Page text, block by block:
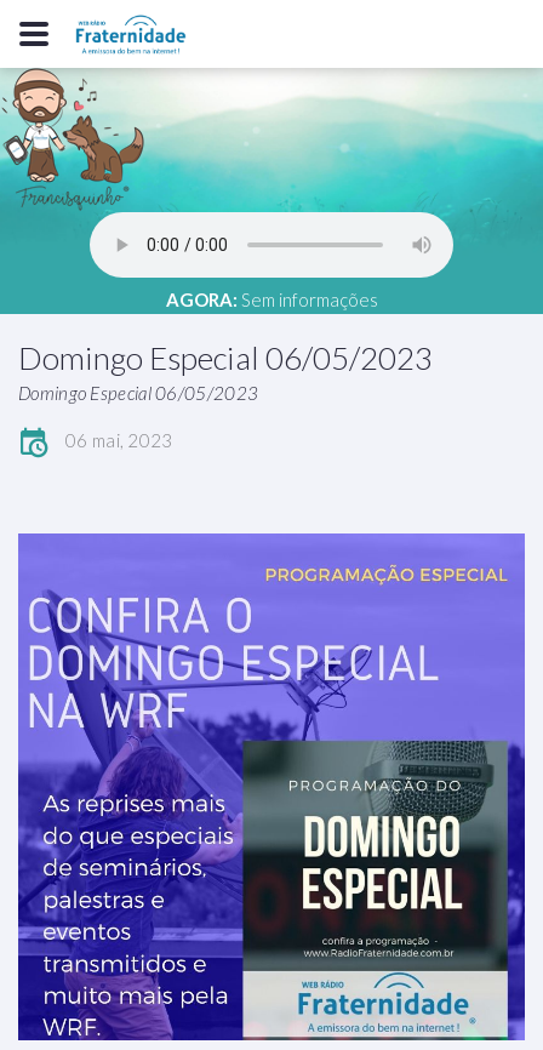
AGORA: Sem informações
Domingo Especial 06/05/2023
Domingo Especial 06/05/2023
06 mai, 2023